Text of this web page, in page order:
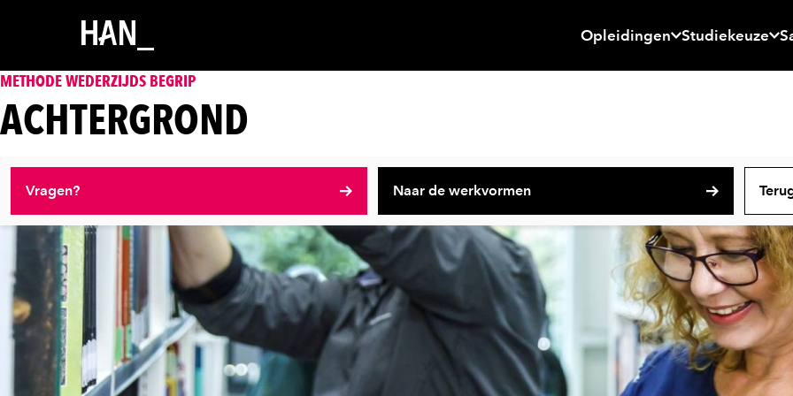
Opleidingen Studiekeuze
METHODE WEDERZIJDS BEGRIP
ACHTERGROND
Vragen? Naar de werkvormen